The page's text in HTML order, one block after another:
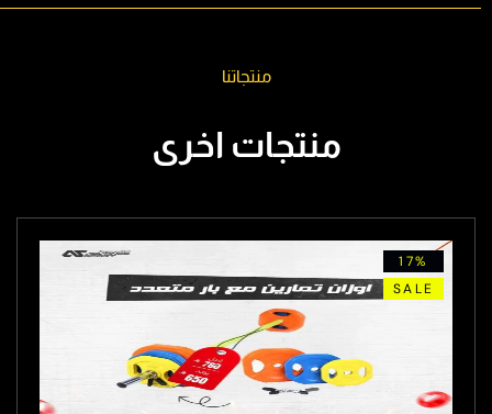
منتجاتنا
منتجات اخرى
17%
SALE